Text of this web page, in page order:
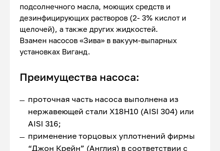
подсолнечного масла, моющих средств и
дезинфицирующих растворов (2- 3% кислот и
щелочей), а также других жидкостей.
Взамен насосов «Зива» в вакуум-выпарных
установках Виганд.
Преимущества насоса:
проточная часть насоса выполнена из
нержавеющей стали Х18Н10 (AISI 304) или
AISI 316;
применение торцовых уплотнений фирмы
“Джон Крейн” (Англия) в соответствии с